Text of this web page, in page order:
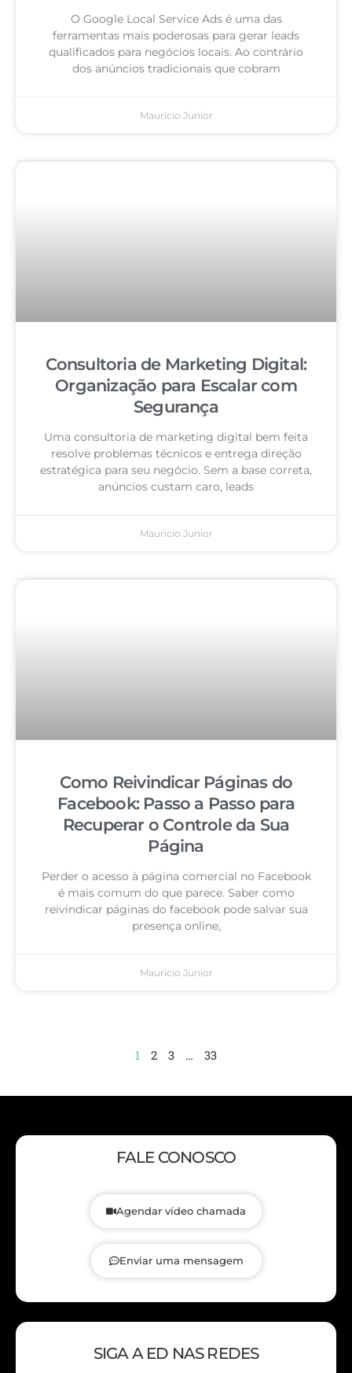
O Google Local Service Ads é uma das
ferramentas mais poderosas para gerar leads
qualificados para negócios locais. Ao contrário
dos anúncios tradicionais que cobram
Mauricio Junior
Consultoria de Marketing Digital:
Organização para Escalar com
Segurança
Uma consultoria de marketing digital bem feita
resolve problemas técnicos e entrega direção
estratégica para seu negócio. Sem a base correta,
anúncios custam caro, leads
Mauricio Junior
Como Reivindicar Páginas do
Facebook: Passo a Passo para
Recuperar o Controle da Sua
Página
Perder o acesso à página comercial no Facebook
é mais comum do que parece. Saber como
reivindicar páginas do facebook pode salvar sua
presença online,
Mauricio Junior
1 2 3 … 33
FALE CONOSCO
Agendar vídeo chamada
Enviar uma mensagem
SIGA A ED NAS REDES